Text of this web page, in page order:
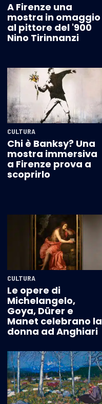
A Firenze una
mostra in omaggio
al pittore del '900
Nino Tirinnanzi
CULTURA
Chi è Banksy? Una
mostra immersiva
a Firenze prova a
scoprirlo
CULTURA
Le opere di
Michelangelo,
Goya, Dürer e
Manet celebrano la
donna ad Anghiari